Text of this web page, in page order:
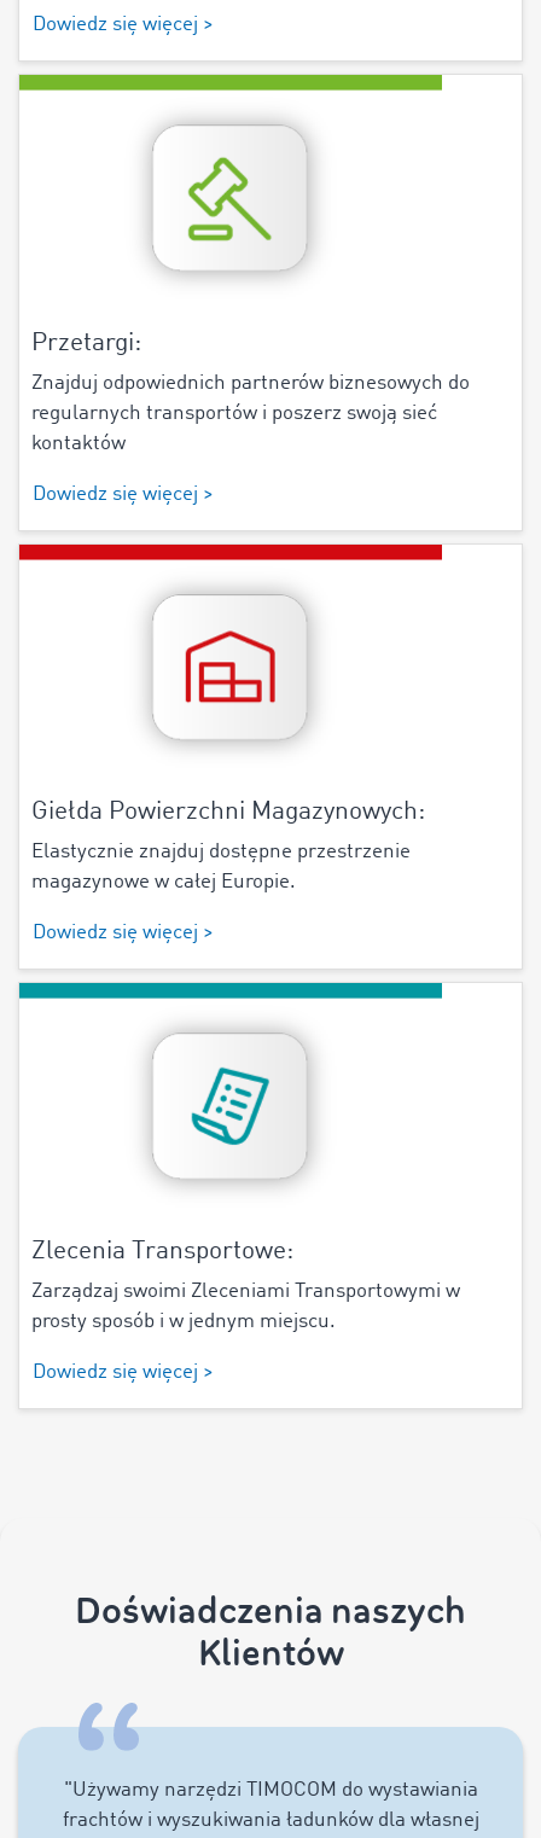
Dowiedz się więcej >
Przetargi:
Znajduj odpowiednich partnerów biznesowych do
regularnych transportów i poszerz swoją sieć
kontaktów
Dowiedz się więcej >
Giełda Powierzchni Magazynowych:
Elastycznie znajduj dostępne przestrzenie
magazynowe w całej Europie.
Dowiedz się więcej >
Zlecenia Transportowe:
Zarządzaj swoimi Zleceniami Transportowymi w
prosty sposób i w jednym miejscu.
Dowiedz się więcej >
Doświadczenia naszych
Klientów
"Używamy narzędzi TIMOCOM do wystawiania
frachtów i wyszukiwania ładunków dla własnej